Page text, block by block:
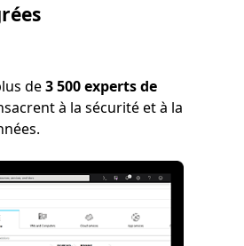
de3 500 experts de
à la sécurité et à la